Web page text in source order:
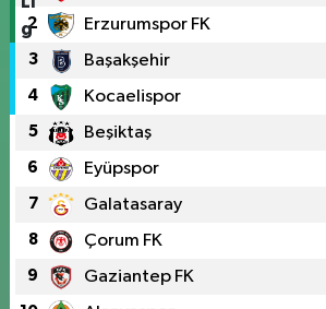
2 Erzurumspor FK
3 Başakşehir
4 Kocaelispor
5 Beşiktaş
6 Eyüpspor
7 Galatasaray
8 Çorum FK
9 Gaziantep FK